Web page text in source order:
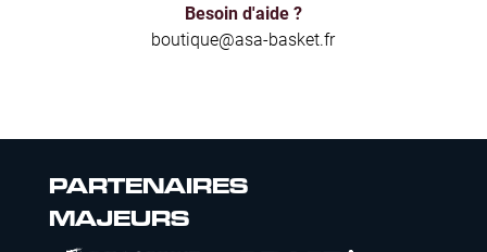
Besoin d'aide ?
boutique@asa-basket.fr
PARTENAIRES
MAJEURS